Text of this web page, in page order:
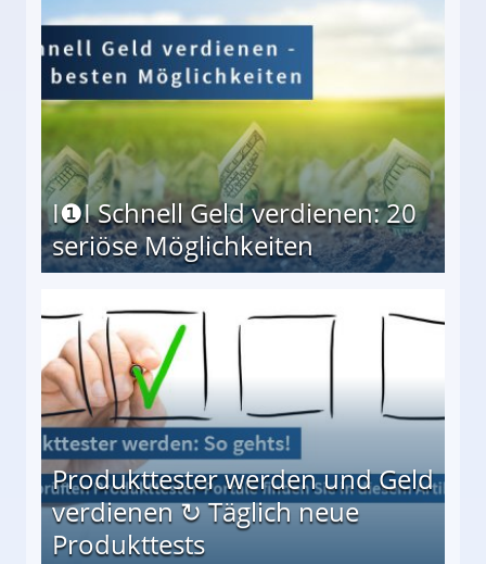
I❶I Schnell Geld verdienen: 20
seriöse Möglichkeiten
Produkttester werden und Geld
verdienen ↻ Täglich neue
Produkttests